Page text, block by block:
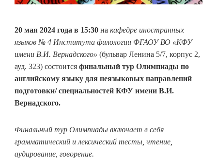
20 мая 2024 года в 15:30 на кафедре иностранных
языков № 4 Института филологии ФГАОУ ВО «КФУ
имени В.И. Вернадского» (бульвар Ленина 5/7, корпус 2,
ауд. 323) состоится финальный тур Олимпиады по
английскому языку для неязыковых направлений
подготовки/ специальностей КФУ имени В.И.
Вернадского.
Финальный тур Олимпиады включает в себя
грамматический и лексический тесты, чтение,
аудирование, говорение.